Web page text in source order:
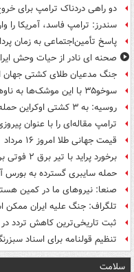
دو راهی دردناک ترامپ برای
سندرز: ترامپ فاسد، آمریکا را
پاسخ تأمین‌اجتماعی به زمان
صحنه ای نادر از حیات وحش
جنگ مدعیان طلای کشتی جهان
سوخو۳۵ با این موشک‌ها به ناوهای‌جنگی حمله می‌کند
روسیه: به ۳ کشتی اوکراین حمله و ۲۰۳ پهپاد را سرنگون کردیم
ترامپ مقاله‌ای را با عنوان
قیمت جهانی طلا امروز ۱۶ مرداد
برخورد پراید با تیر برق ۲ فوتی بر جای گذاشت
حمله سایبری گسترده به بورس
صنعا: نیروهای ما در کمین‌
تلگراف: جنگ علیه ایران ممکن
ثبت تاریخی‌ترین کاهش تردد
تنظیم قولنامه برای اسناد
سلامت